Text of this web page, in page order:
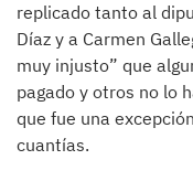
replicado tanto al
Díaz y a Carmen
muy injusto” que
pagado y otros no lo
que fue una
cuantías.